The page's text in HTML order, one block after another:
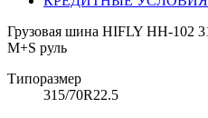
Грузовая шина HIFLY HH-102
M+S руль
Типоразмер
315/70R22.5